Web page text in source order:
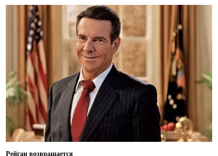
Рейган возвращается